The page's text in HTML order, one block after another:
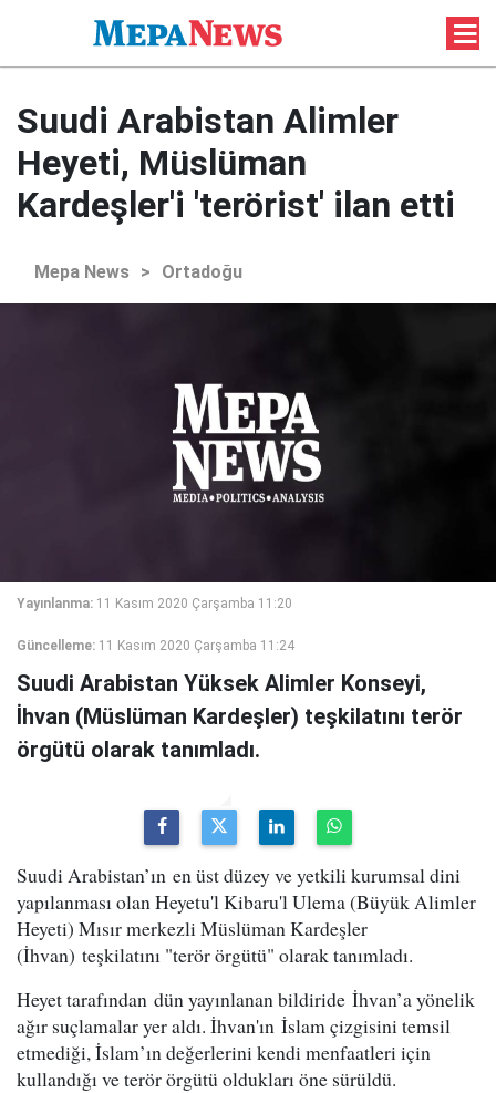
Suudi Arabistan Alimler
Heyeti, Müslüman
Kardeşler'i 'terörist' ilan etti
Mepa News > Ortadoğu
Yayınlanma: 11 Kasım 2020 Çarşamba 11:20
Güncelleme: 11 Kasım 2020 Çarşamba 11:24
Suudi Arabistan Yüksek Alimler Konseyi,
İhvan (Müslüman Kardeşler) teşkilatını terör
örgütü olarak tanımladı.
Suudi Arabistan’ın en üst düzey ve yetkili kurumsal dini
yapılanması olan Heyetu'l Kibaru'l Ulema (Büyük Alimler
Heyeti) Mısır merkezli Müslüman Kardeşler
(İhvan) teşkilatını "terör örgütü" olarak tanımladı.
Heyet tarafından dün yayınlanan bildiride İhvan’a yönelik
ağır suçlamalar yer aldı. İhvan'ın İslam çizgisini temsil
etmediği, İslam’ın değerlerini kendi menfaatleri için
kullandığı ve terör örgütü oldukları öne sürüldü.